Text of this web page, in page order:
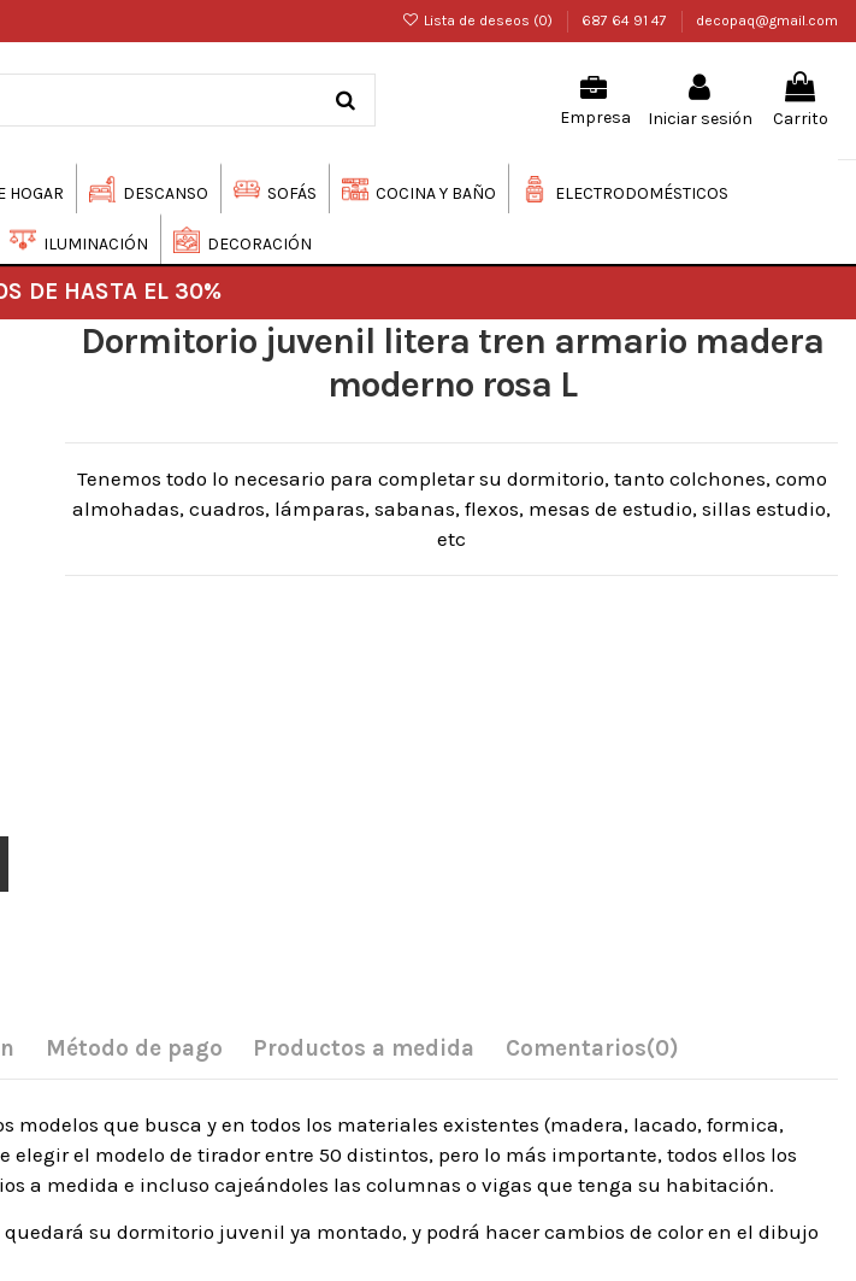
Lista de deseos (0) 687 64 91 47 decopaq@gmail.com
Empresa Iniciar sesión Carrito
HOGAR DESCANSO SOFÁS COCINA Y BAÑO ELECTRODOMÉSTICOS
ILUMINACIÓN DECORACIÓN
DE HASTA EL 30%
Dormitorio juvenil litera tren armario madera
moderno rosa L
Tenemos todo lo necesario para completar su dormitorio, tanto colchones, como
almohadas, cuadros, lámparas, sabanas, flexos, mesas de estudio, sillas estudio,
etc
Método de pago Productos a medida Comentarios(0)
que busca y en todos los materiales existentes (madera, lacado, formica,
el modelo de tirador entre 50 distintos, pero lo más importante, todos ellos los
a medida e incluso cajeándoles las columnas o vigas que tenga su habitación.
su dormitorio juvenil ya montado, y podrá hacer cambios de color en el dibujo